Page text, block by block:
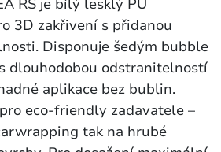
RS je bílý lesklý PU
3D zakřivení s přidanou
Disponuje šedým bubble
dlouhodobou odstranitelností
aplikace bez bublin.
eco-friendly zadavatele –
tak na hrubé